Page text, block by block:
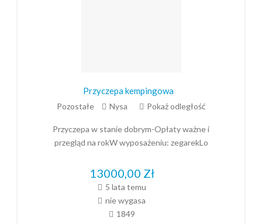
Przyczepa kempingowa
Pozostałe Nysa Pokaż odległość
Przyczepa w stanie dobrym-Opłaty ważne i
przegląd na rokW wyposażeniu: zegarekLo
13000,00 Zł
5 lata temu
nie wygasa
1849